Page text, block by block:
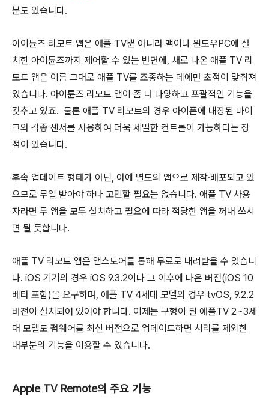
분도 있습니다.
아이튠즈 리모트 앱은 애플 TV뿐 아니라 맥이나 윈도우PC에 설
치한 아이튠즈까지 제어할 수 있는 반면에, 새로 나온 애플 TV 리
모트 앱은 이름 그대로 애플 TV를 조종하는 데에만 초점이 맞춰져
있습니다. 아이튠즈 리모트 앱이 좀 더 다양하고 포괄적인 기능을
갖추고 있죠. 물론 애플 TV 리모트의 경우 아이폰에 내장된 마이
크와 각종 센서를 사용하여 더욱 세밀한 컨트롤이 가능하다는 장
점이 있습니다.
후속 업데이트 형태가 아닌, 아예 별도의 앱으로 제작∙배포되고 있
으므로 무얼 받아야 하나 고민할 필요는 없습니다. 애플 TV 사용
자라면 두 앱을 모두 설치하고 필요에 따라 적당한 앱을 꺼내 쓰시
면 될 듯합니다.
애플 TV 리모트 앱은 앱스토어를 통해 무료로 내려받을 수 있습니
다. iOS 기기의 경우 iOS 9.3.2이나 그 이후에 나온 버전(iOS 10
베타 포함)을 요구하며, 애플 TV 4세대 모델의 경우 tvOS, 9.2.2
버전이 설치되어 있어야 합니다. 이제는 구형이 된 애플TV 2~3세
대 모델도 펌웨어를 최신 버전으로 업데이트하면 시리를 제외한
대부분의 기능을 이용할 수 있습니다.
Apple TV Remote의 주요 기능